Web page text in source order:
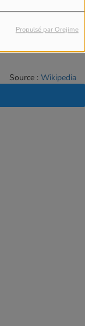
Propulsé par Orejime
Source : Wikipedia